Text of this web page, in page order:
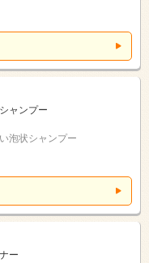
ャンプー
泡状シャンプー
ー